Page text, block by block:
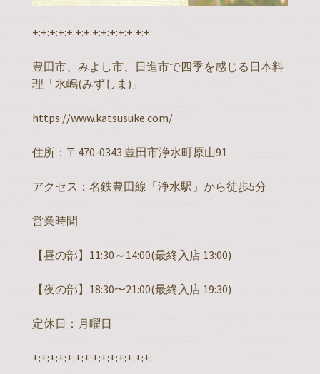
+:+:+:+:+:+:+:+:+:+:+:+:+:+:
豊田市、みよし市、日進市で四季を感じる日本料
理「水嶋(みずしま)」
https://www.katsusuke.com/
住所：〒470-0343 豊田市浄水町原山91
アクセス：名鉄豊田線「浄水駅」から徒歩5分
営業時間
【昼の部】11:30～14:00(最終入店 13:00)
【夜の部】18:30〜21:00(最終入店 19:30)
定休日：月曜日
+:+:+:+:+:+:+:+:+:+:+:+:+:+: